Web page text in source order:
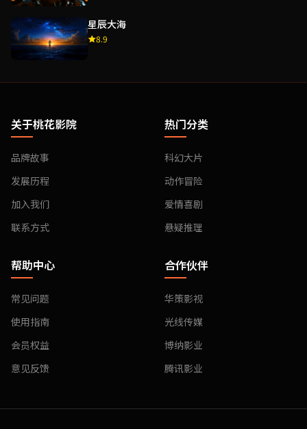
星辰大海
8.9
关于桃花影院
品牌故事
发展历程
加入我们
联系方式
热门分类
科幻大片
动作冒险
爱情喜剧
悬疑推理
帮助中心
常见问题
使用指南
会员权益
意见反馈
合作伙伴
华策影视
光线传媒
博纳影业
腾讯影业